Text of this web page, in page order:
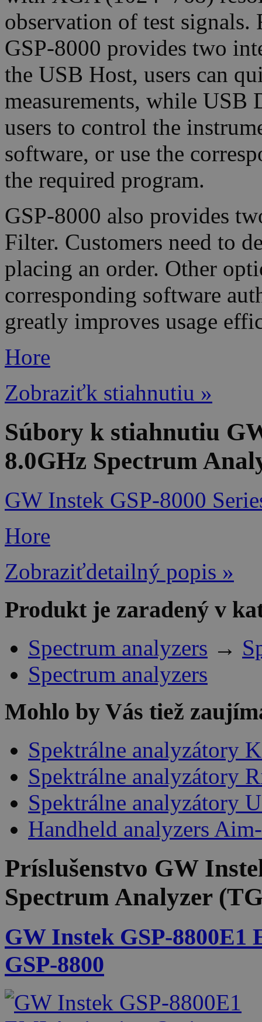
observation of test
GSP-8000 provides two
the USB Host, users can
measurements, while
users to control the
software, or use the
the required program.
GSP-8000 also provides
Filter. Customers need to
placing an order. Other
corresponding software
greatly improves usage
Hore
Zobraziťk stiahnutiu »
Súbory k stiahnutiu
8.0GHz Spectrum
GW Instek GSP-8000
Hore
Zobraziťdetailný popis »
Produkt je zaradený v
Spectrum analyzers →
Spectrum analyzers
Mohlo by Vás tiež
Spektrálne analyzátory
Spektrálne analyzátory
Spektrálne analyzátory
Handheld analyzers
Príslušenstvo GW
Spectrum Analyzer
GW Instek GSP-
GSP-8800